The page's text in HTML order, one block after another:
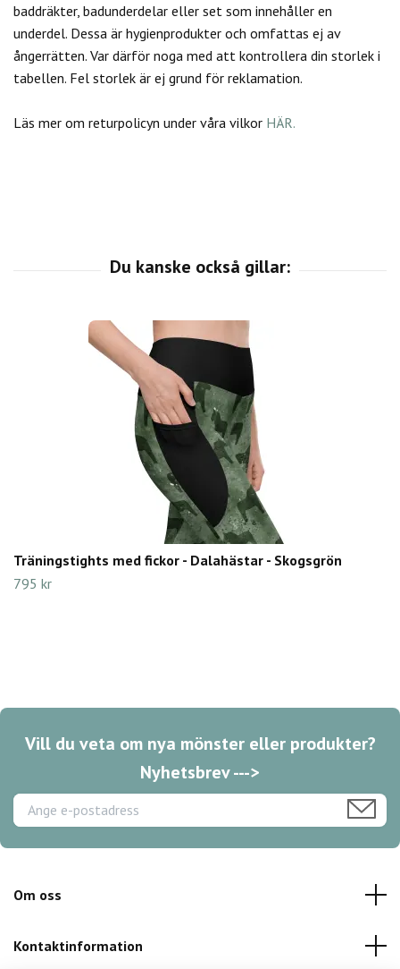
baddräkter, badunderdelar eller set som innehåller en
underdel. Dessa är hygienprodukter och omfattas ej av
ångerrätten. Var därför noga med att kontrollera din storlek i
tabellen. Fel storlek är ej grund för reklamation.
Läs mer om returpolicyn under våra vilkor HÄR.
Träningstights med fickor - Dalahästar - Skogsgrön
795 kr
Vill du veta om nya mönster eller produkter?
Nyhetsbrev --->
Om oss
Kontaktinformation